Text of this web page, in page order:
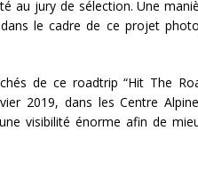
au jury de sélection. Une
le cadre de ce projet
de ce roadtrip “Hit The
2019, dans les Centre
visibilité énorme afin de